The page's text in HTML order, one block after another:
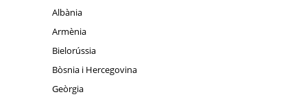
Albània
Armènia
Bielorússia
Bòsnia i Hercegovina
Geòrgia